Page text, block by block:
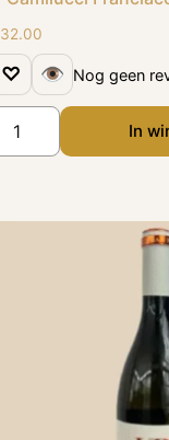
32.00
♡ 👁 Nog geen
In